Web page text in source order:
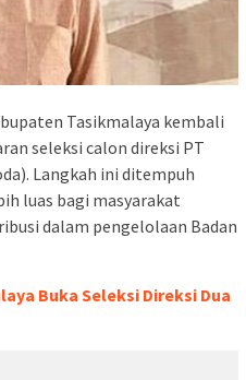
Tasikmalaya kembali
seleksi calon direksi PT
Langkah ini ditempuh
luas bagi masyarakat
dalam pengelolaan Badan
Buka Seleksi Direksi Dua